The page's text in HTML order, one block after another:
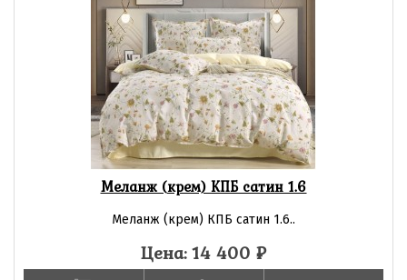
Меланж (крем) КПБ сатин 1.6
Меланж (крем) КПБ сатин 1.6..
Цена: 14 400 ₽